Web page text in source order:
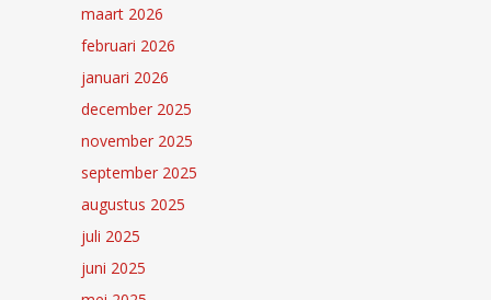
maart 2026
februari 2026
januari 2026
december 2025
november 2025
september 2025
augustus 2025
juli 2025
juni 2025